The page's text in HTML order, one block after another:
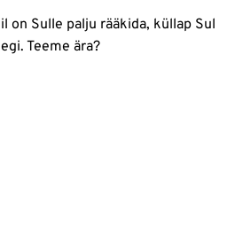
on Sulle palju rääkida, küllap Sul
Teeme ära?